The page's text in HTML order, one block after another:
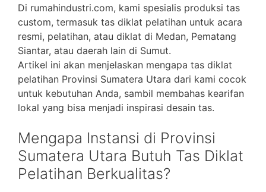
Di rumahindustri.com, kami spesialis produksi tas
custom, termasuk tas diklat pelatihan untuk acara
resmi, pelatihan, atau diklat di Medan, Pematang
Siantar, atau daerah lain di Sumut.
Artikel ini akan menjelaskan mengapa tas diklat
pelatihan Provinsi Sumatera Utara dari kami cocok
untuk kebutuhan Anda, sambil membahas kearifan
lokal yang bisa menjadi inspirasi desain tas.
Mengapa Instansi di Provinsi
Sumatera Utara Butuh Tas Diklat
Pelatihan Berkualitas?